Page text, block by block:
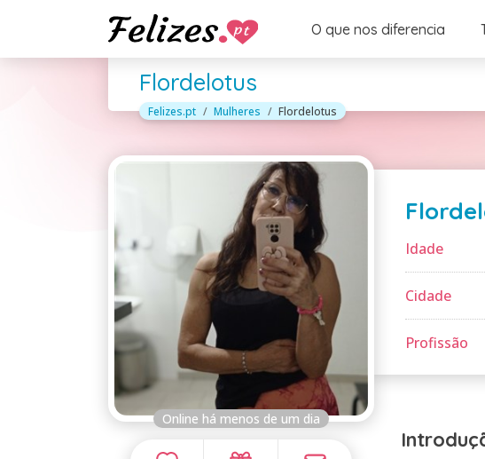
O que nos diferencia
Flordelotus
Felizes.pt Mulheres Flordelotus
Online há menos de um dia
Idade
Cidade
Profissão